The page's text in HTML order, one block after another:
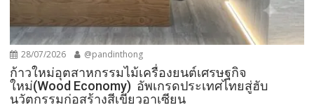
28/07/2026 @pandinthong
ก้าวใหม่อุตสาหกรรมไม้เครื่องยนต์เศรษฐกิจ
ใหม่(Wood Economy) อัพเกรดประเทศไทยสู่ฮับ
นวัตกรรมก่อสร้างสีเขียวอาเซียน